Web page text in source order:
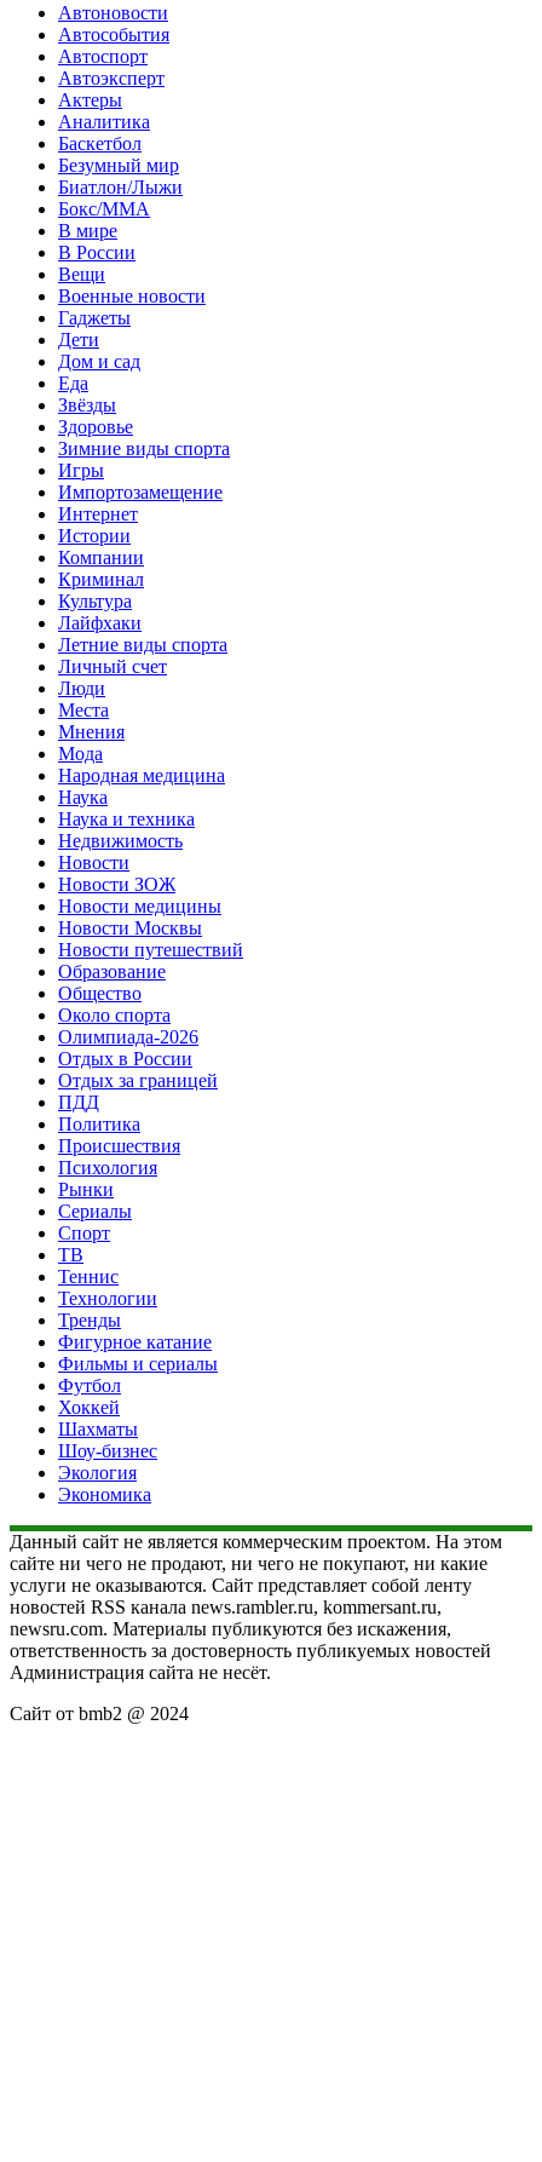
Автоновости
Автособытия
Автоспорт
Автоэксперт
Актеры
Аналитика
Баскетбол
Безумный мир
Биатлон/Лыжи
Бокс/MMA
В мире
В России
Вещи
Военные новости
Гаджеты
Дети
Дом и сад
Еда
Звёзды
Здоровье
Зимние виды спорта
Игры
Импортозамещение
Интернет
Истории
Компании
Криминал
Культура
Лайфхаки
Летние виды спорта
Личный счет
Люди
Места
Мнения
Мода
Народная медицина
Наука
Наука и техника
Недвижимость
Новости
Новости ЗОЖ
Новости медицины
Новости Москвы
Новости путешествий
Образование
Общество
Около спорта
Олимпиада-2026
Отдых в России
Отдых за границей
ПДД
Политика
Происшествия
Психология
Рынки
Сериалы
Спорт
ТВ
Теннис
Технологии
Тренды
Фигурное катание
Фильмы и сериалы
Футбол
Хоккей
Шахматы
Шоу-бизнес
Экология
Экономика
Данный сайт не является коммерческим проектом. На этом
сайте ни чего не продают, ни чего не покупают, ни какие
услуги не оказываются. Сайт представляет собой ленту
новостей RSS канала news.rambler.ru, kommersant.ru,
newsru.com. Материалы публикуются без искажения,
ответственность за достоверность публикуемых новостей
Администрация сайта не несёт.
Сайт от bmb2 @ 2024